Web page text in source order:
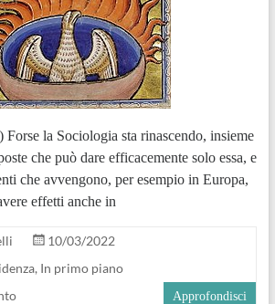
la Sociologia sta rinascendo, insieme
che può dare efficacemente solo essa, e
che avvengono, per esempio in Europa,
effetti anche in
10/03/2022
, In primo piano
Approfondisci